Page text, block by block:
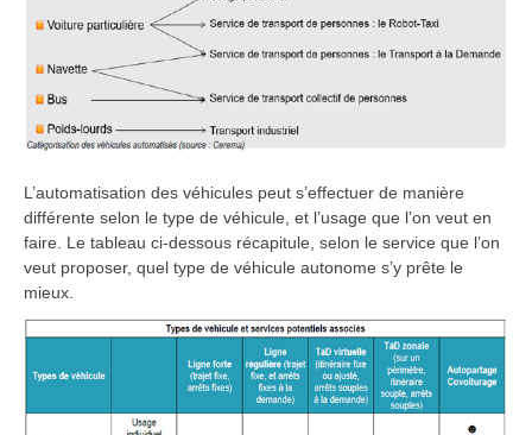
L’automatisation des véhicules peut s’effectuer de manière
différente selon le type de véhicule, et l’usage que l’on veut en
faire. Le tableau ci-dessous récapitule, selon le service que l’on
veut proposer, quel type de véhicule autonome s’y prête le
mieux.